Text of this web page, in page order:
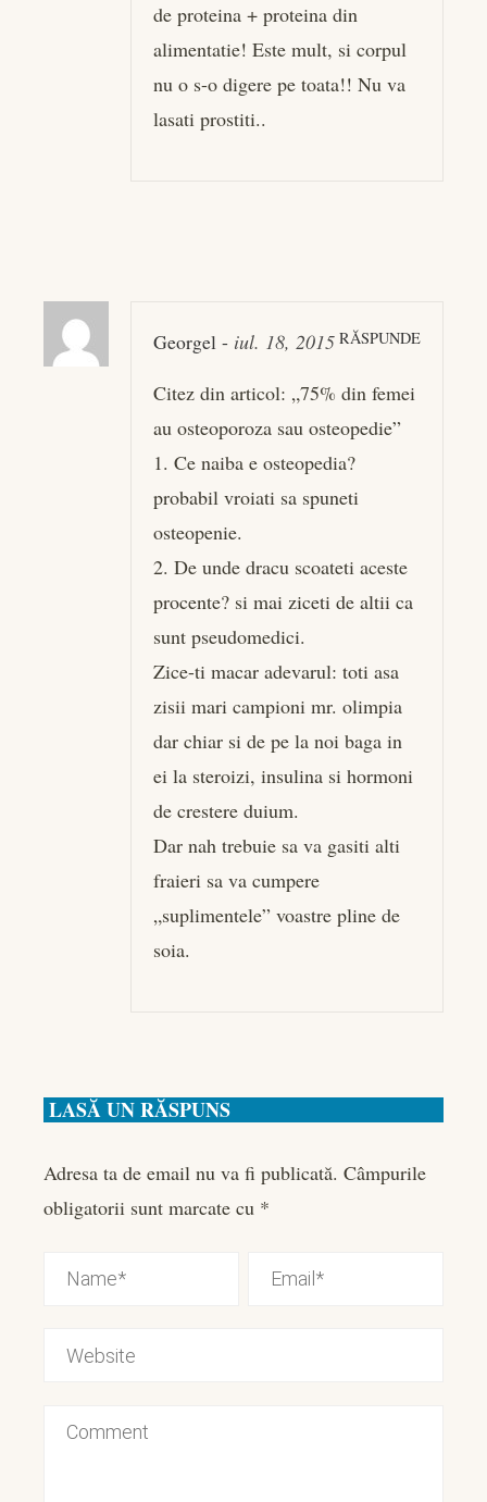
de proteina + proteina din
alimentatie! Este mult, si corpul
nu o s-o digere pe toata!! Nu va
lasati prostiti..
Georgel - iul. 18, 2015 RĂSPUNDE
Citez din articol: „75% din femei
au osteoporoza sau osteopedie”
1. Ce naiba e osteopedia?
probabil vroiati sa spuneti
osteopenie.
2. De unde dracu scoateti aceste
procente? si mai ziceti de altii ca
sunt pseudomedici.
Zice-ti macar adevarul: toti asa
zisii mari campioni mr. olimpia
dar chiar si de pe la noi baga in
ei la steroizi, insulina si hormoni
de crestere duium.
Dar nah trebuie sa va gasiti alti
fraieri sa va cumpere
„suplimentele” voastre pline de
soia.
LASĂ UN RĂSPUNS
Adresa ta de email nu va fi publicată. Câmpurile
obligatorii sunt marcate cu *